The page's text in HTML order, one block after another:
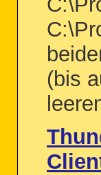
(bis